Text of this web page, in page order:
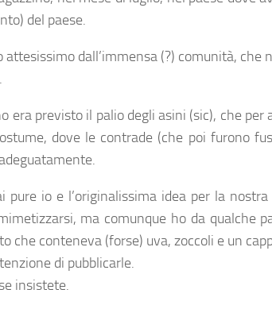
del paese.
attesissimo dall’immensa (?) comunità,
era previsto il palio degli asini (sic), che
dove le contrade (che poi furono
pure io e l’originalissima idea per la
ma comunque ho da qualche
che conteneva (forse) uva, zoccoli e un
di pubblicarle.
insistete.